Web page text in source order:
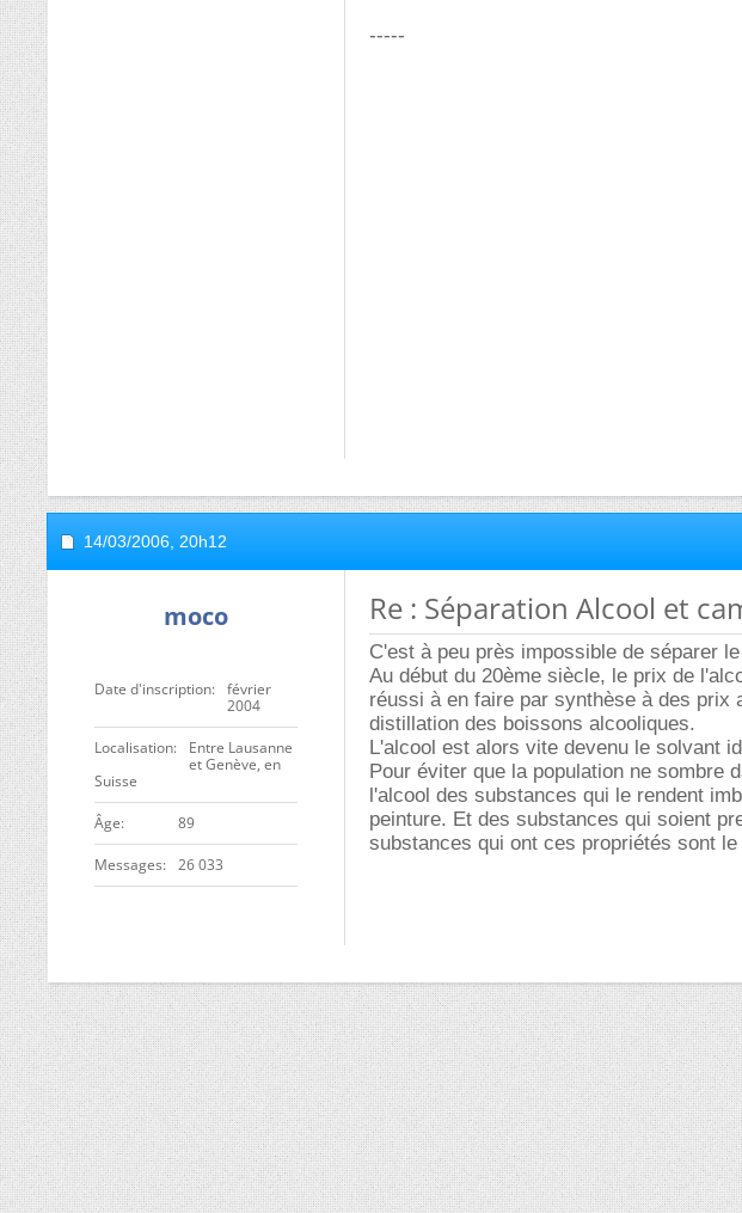
-----
14/03/2006, 20h12
moco
Date d'inscription
février
2004
Localisation
Entre Lausanne
et Genève, en
Suisse
ge 89
Messages 26 033
Re : Séparation Alcool et
C'est à peu près impossible de séparer
Au début du 20ème siècle, le prix de
réussi à en faire par synthèse à des prix
distillation des boissons alcooliques.
L'alcool est alors vite devenu le solvant
Pour éviter que la population ne sombre
l'alcool des substances qui le rendent
peinture. Et des substances qui soient
substances qui ont ces propriétés sont